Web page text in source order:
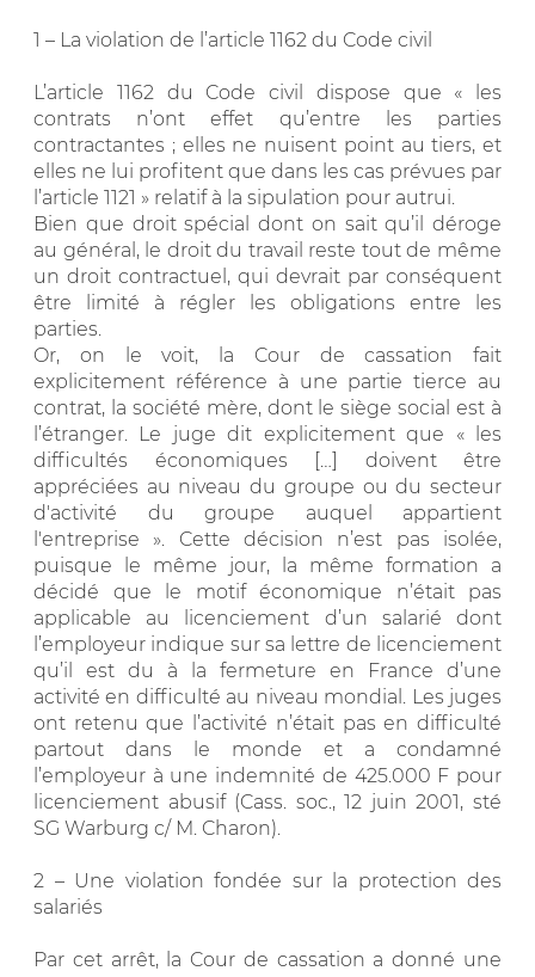
1 – La violation de l’article 1162 du Code civil
L’article 1162 du Code civil dispose que « les
contrats n’ont effet qu’entre les parties
contractantes ; elles ne nuisent point au tiers, et
elles ne lui profitent que dans les cas prévues par
l’article 1121 » relatif à la sipulation pour autrui.
Bien que droit spécial dont on sait qu’il déroge
au général, le droit du travail reste tout de même
un droit contractuel, qui devrait par conséquent
être limité à régler les obligations entre les
parties.
Or, on le voit, la Cour de cassation fait
explicitement référence à une partie tierce au
contrat, la société mère, dont le siège social est à
l’étranger. Le juge dit explicitement que « les
difficultés économiques […] doivent être
appréciées au niveau du groupe ou du secteur
d'activité du groupe auquel appartient
l'entreprise ». Cette décision n’est pas isolée,
puisque le même jour, la même formation a
décidé que le motif économique n’était pas
applicable au licenciement d’un salarié dont
l’employeur indique sur sa lettre de licenciement
qu’il est du à la fermeture en France d’une
activité en difficulté au niveau mondial. Les juges
ont retenu que l’activité n’était pas en difficulté
partout dans le monde et a condamné
l’employeur à une indemnité de 425.000 F pour
licenciement abusif (Cass. soc., 12 juin 2001, sté
SG Warburg c/ M. Charon).
2 – Une violation fondée sur la protection des
salariés
Par cet arrêt, la Cour de cassation a donné une